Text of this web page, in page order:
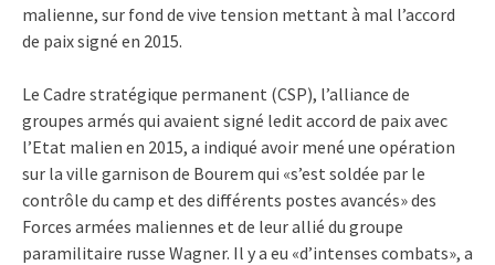
malienne, sur fond de vive tension mettant à mal l’accord
de paix signé en 2015.
Le Cadre stratégique permanent (CSP), l’alliance de
groupes armés qui avaient signé ledit accord de paix avec
l’Etat malien en 2015, a indiqué avoir mené une opération
sur la ville garnison de Bourem qui «s’est soldée par le
contrôle du camp et des différents postes avancés» des
Forces armées maliennes et de leur allié du groupe
paramilitaire russe Wagner. Il y a eu «d’intenses combats», a